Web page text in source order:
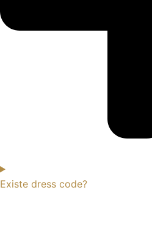
Existe dress code?